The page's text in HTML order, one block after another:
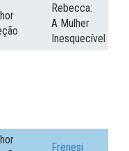
Rebecca:
A Mulher
Inesquecível
Frenesi